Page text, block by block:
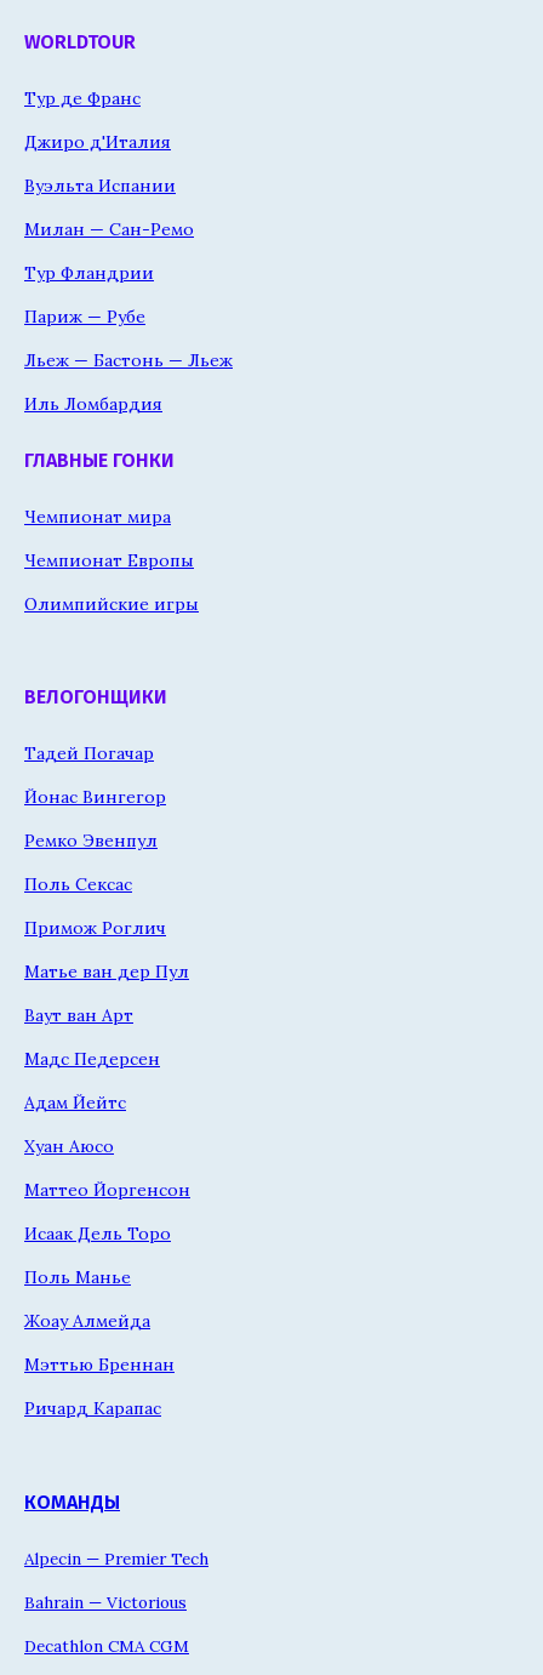
WORLDTOUR
Тур де Франс
Джиро д'Италия
Вуэльта Испании
Милан — Сан-Ремо
Тур Фландрии
Париж — Рубе
Льеж — Бастонь — Льеж
Иль Ломбардия
ГЛАВНЫЕ ГОНКИ
Чемпионат мира
Чемпионат Европы
Олимпийские игры
ВЕЛОГОНЩИКИ
Тадей Погачар
Йонас Вингегор
Ремко Эвенпул
Поль Сексас
Примож Роглич
Матье ван дер Пул
Ваут ван Арт
Мадс Педерсен
Адам Йейтс
Хуан Аюсо
Маттео Йоргенсон
Исаак Дель Торо
Поль Манье
Жоау Алмейда
Мэттью Бреннан
Ричард Карапас
КОМАНДЫ
Alpecin — Premier Tech
Bahrain — Victorious
Decathlon CMA CGM